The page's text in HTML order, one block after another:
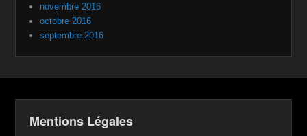
novembre 2016
octobre 2016
septembre 2016
Mentions Légales